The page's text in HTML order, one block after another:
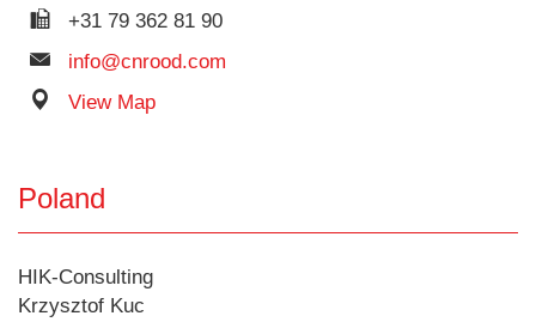
+31 79 362 81 90
info@cnrood.com
View Map
Poland
HIK-Consulting
Krzysztof Kuc